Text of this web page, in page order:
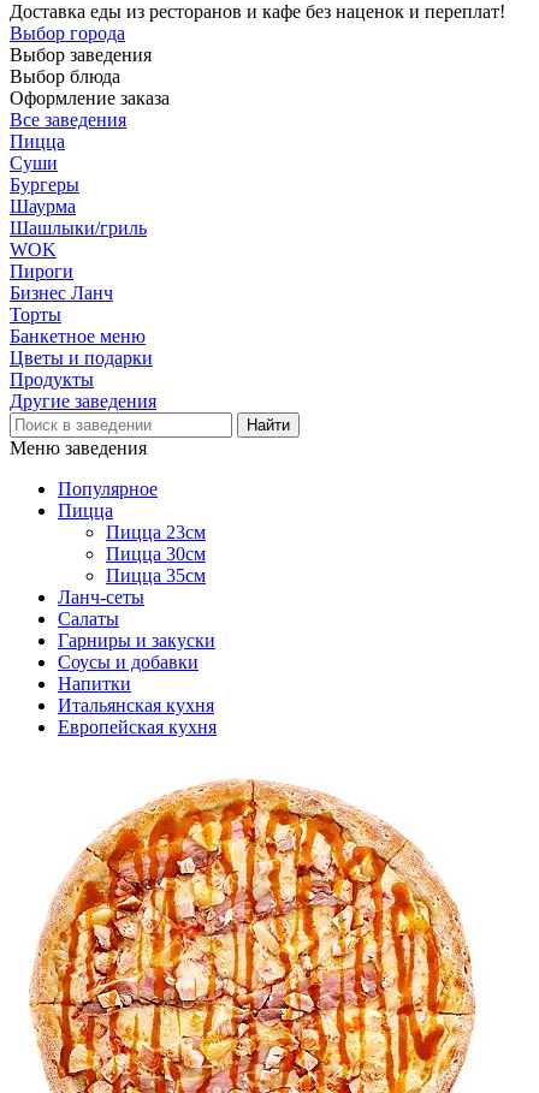
Доставка еды из ресторанов и кафе без наценок и переплат!
Выбор города
Выбор заведения
Выбор блюда
Оформление заказа
Все заведения
Пицца
Суши
Бургеры
Шаурма
Шашлыки/гриль
WOK
Пироги
Бизнес Ланч
Торты
Банкетное меню
Цветы и подарки
Продукты
Другие заведения
Меню заведения
Популярное
Пицца
Пицца 23см
Пицца 30см
Пицца 35см
Ланч-сеты
Салаты
Гарниры и закуски
Соусы и добавки
Напитки
Итальянская кухня
Европейская кухня